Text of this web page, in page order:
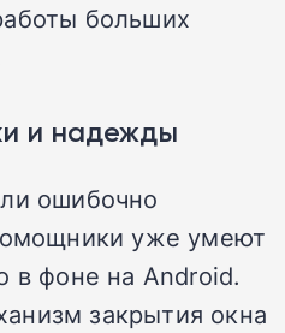
больших
и надежды
ошибочно
уже умеют
в фоне на Android.
закрытия окна